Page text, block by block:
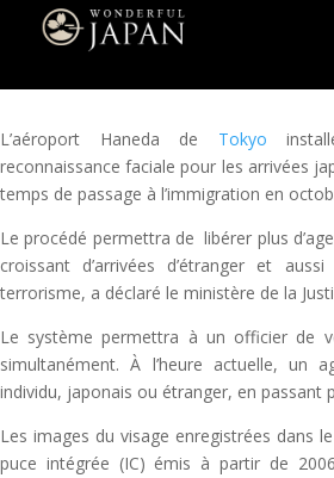
L’aéroport Haneda de Tokyo
reconnaissance faciale pour les arrivées
temps de passage à l’immigration en
Le procédé permettra de libérer plus
croissant d’arrivées d’étranger et
terrorisme, a déclaré le ministère de la
Le système permettra à un officier de
simultanément. À l’heure actuelle, un
individu, japonais ou étranger, en passant
Les images du visage enregistrées dans
puce intégrée (IC) émis à partir de